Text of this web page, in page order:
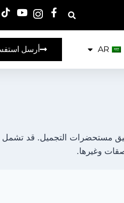
AR أرسل
مستحضرات التجميل. قد تشمل
وغيرها.